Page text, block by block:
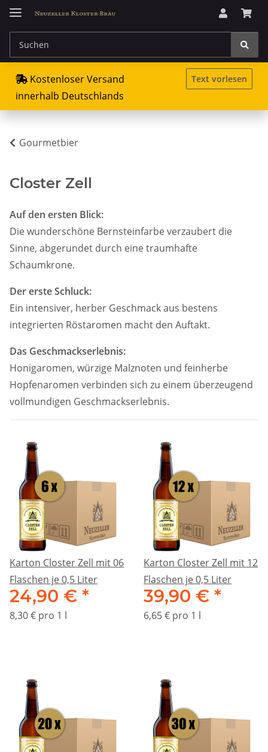
Kostenloser Versand
innerhalb Deutschlands
Text vorlesen
Gourmetbier
Closter Zell
Auf den ersten Blick:
Die wunderschöne Bernsteinfarbe verzaubert die
Sinne, abgerundet durch eine traumhafte
Schaumkrone.
Der erste Schluck:
Ein intensiver, herber Geschmack aus bestens
integrierten Röstaromen macht den Auftakt.
Das Geschmackserlebnis:
Honigaromen, würzige Malznoten und feinherbe
Hopfenaromen verbinden sich zu einem überzeugend
vollmundigen Geschmackserlebnis.
Karton Closter Zell mit 06
Flaschen je 0,5 Liter
24,90 € *
8,30 € pro 1 l
Karton Closter Zell mit 12
Flaschen je 0,5 Liter
39,90 € *
6,65 € pro 1 l